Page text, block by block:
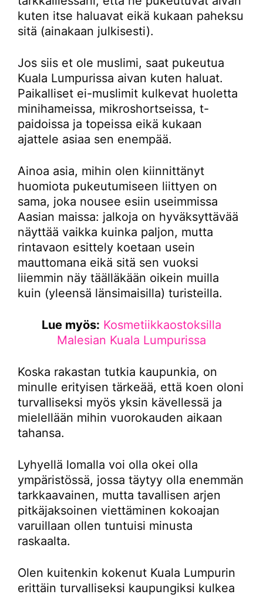
kuten itse haluavat eikä kukaan paheksu
sitä (ainakaan julkisesti).
Jos siis et ole muslimi, saat pukeutua
Kuala Lumpurissa aivan kuten haluat.
Paikalliset ei-muslimit kulkevat huoletta
minihameissa, mikroshortseissa, t-
paidoissa ja topeissa eikä kukaan
ajattele asiaa sen enempää.
Ainoa asia, mihin olen kiinnittänyt
huomiota pukeutumiseen liittyen on
sama, joka nousee esiin useimmissa
Aasian maissa: jalkoja on hyväksyttävää
näyttää vaikka kuinka paljon, mutta
rintavaon esittely koetaan usein
mauttomana eikä sitä sen vuoksi
liiemmin näy täälläkään oikein muilla
kuin (yleensä länsimaisilla) turisteilla.
Lue myös: Kosmetiikkaostoksilla
Malesian Kuala Lumpurissa
Koska rakastan tutkia kaupunkia, on
minulle erityisen tärkeää, että koen oloni
turvalliseksi myös yksin kävellessä ja
mielellään mihin vuorokauden aikaan
tahansa.
Lyhyellä lomalla voi olla okei olla
ympäristössä, jossa täytyy olla enemmän
tarkkaavainen, mutta tavallisen arjen
pitkäjaksoinen viettäminen kokoajan
varuillaan ollen tuntuisi minusta
raskaalta.
Olen kuitenkin kokenut Kuala Lumpurin
erittäin turvalliseksi kaupungiksi kulkea